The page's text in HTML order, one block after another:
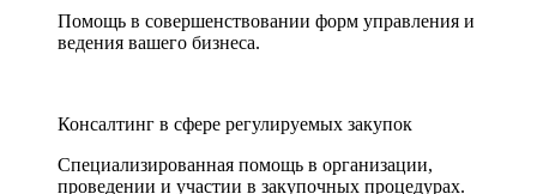
Помощь в совершенствовании форм управления и
ведения вашего бизнеса.
Консалтинг в сфере регулируемых закупок
Специализированная помощь в организации,
проведении и участии в закупочных процедурах.